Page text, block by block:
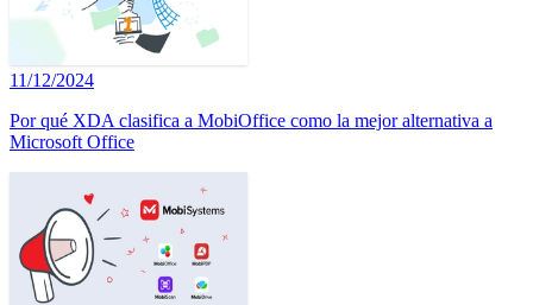
11/12/2024
Por qué XDA clasifica a MobiOffice como la mejor alternativa a
Microsoft Office